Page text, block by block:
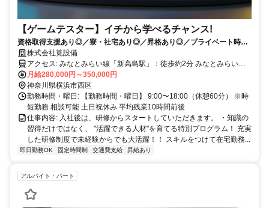
【ゲームテスター】イチから学べるチャンス!
資格取得支援あり◎／寮・社宅あり◎／昇格あり◎／プライベート時間
もしっかり確保できます！
株式会社筧設備
アクセス: みなとみらい線「新高島駅」：徒歩約2分 みなとみらい線
「みなとみらい駅」：徒歩約5分 JR線「横浜駅」：徒歩約10分 最寄
りのバス停：「みなとみらい四丁目」バス停 徒歩約1分
月給280,000円～350,000円
神奈川県横浜市西区
勤務時間・曜日: 【勤務時間・曜日】 9:00〜18:00（休憩60分） ※時
短勤務 相談可能 土日祝休み 平均残業10時間前後
仕事内容: 入社後は、研修からスタートしていただきます。 ・知識の
習得だけではなく、 "活躍できる人材"を育てる特別プログラム！ 充実
した研修制度で未経験からでも大活躍！！ スキルをつけて在宅勤務...
即日勤務OK 固定時間制 交通費支給 昇給あり
アルバイト・パート